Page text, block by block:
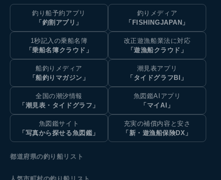
釣り船予約アプリ
「釣割アプリ」
釣りメディア
「FISHINGJAPAN」
1秒記入の乗船名簿
「乗船名簿クラウド」
改正遊漁船業法に対応
「遊漁船クラウド」
船釣りメディア
「船釣りマガジン」
潮見表アプリ
「タイドグラフBI」
全国の潮汐情報
「潮見表・タイドグラフ」
魚図鑑AIアプリ
「マイAI」
魚図鑑サイト
「写真から探せる魚図鑑」
充実の補償内容と安さ
「新・遊漁船保険DX」
都道府県の釣り船リスト